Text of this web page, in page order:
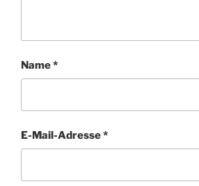
Name*
E-Mail-Adresse*